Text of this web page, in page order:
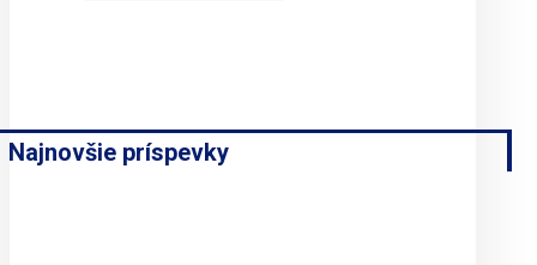
Najnovšie príspevky